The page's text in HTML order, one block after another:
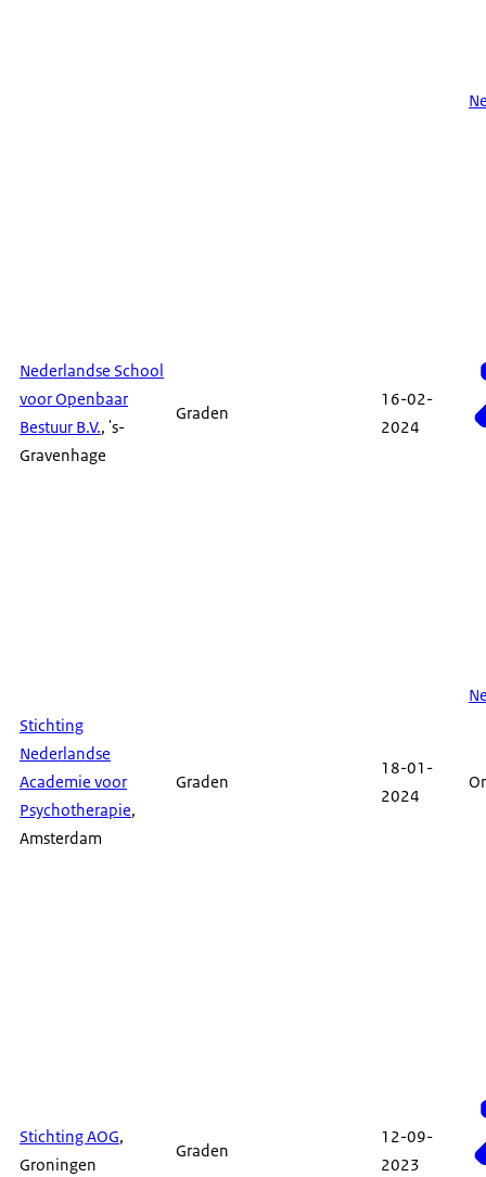
Nederlandse School
voor Openbaar
Bestuur B.V., 's-
Gravenhage
Graden
16-02-
2024
Stichting
Nederlandse
Academie voor
Psychotherapie,
Amsterdam
Graden
18-01-
2024
Stichting AOG,
Groningen
Graden
12-09-
2023